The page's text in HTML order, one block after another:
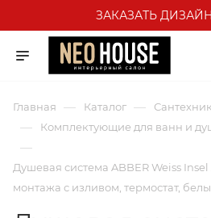
ЗАКАЗАТЬ
Главная — Каталог —
— Комплектующие для ванн и
—
Душевая система ABBER Weiss
монтажа с изливом, термостат,